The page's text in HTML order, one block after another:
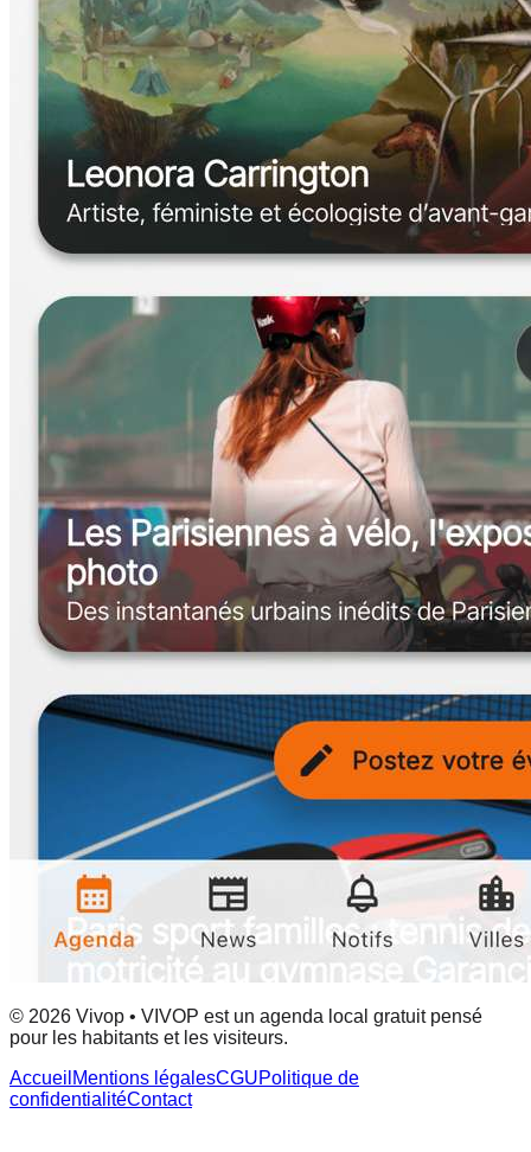
© 2026 Vivop • VIVOP est un agenda local gratuit pensé
pour les habitants et les visiteurs.
Accueil Mentions légalesCGUPolitique de
confidentialitéContact